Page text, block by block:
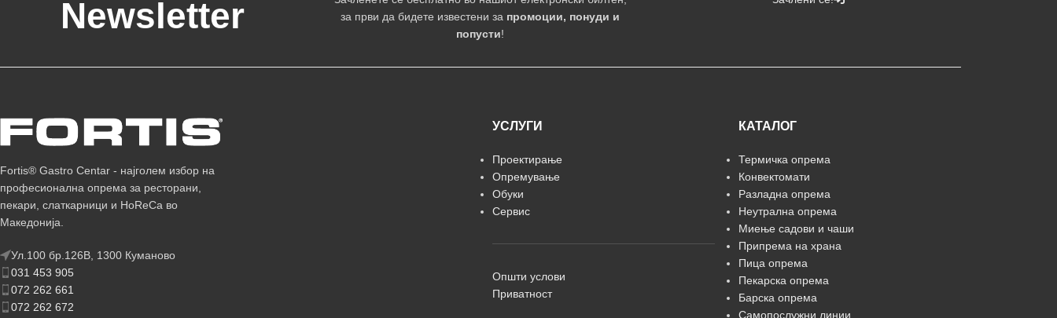
Newsletter
за први да бидете известени за промоции, понуди и
попусти!
Fortis® Gastro Centar - најголем избор на
професионална опрема за ресторани,
пекари, слаткарници и HoReCa во
Македонија.
Ул.100 бр.126В, 1300 Куманово
031 453 905
072 262 661
072 262 672
УСЛУГИ
Проектирање
Опремување
Обуки
Сервис
Општи услови
Приватност
КАТАЛОГ
Термичка опрема
Конвектомати
Разладна опрема
Неутрална опрема
Миење садови и чаши
Припрема на храна
Пица опрема
Пекарска опрема
Барска опрема
Самопослужни линии